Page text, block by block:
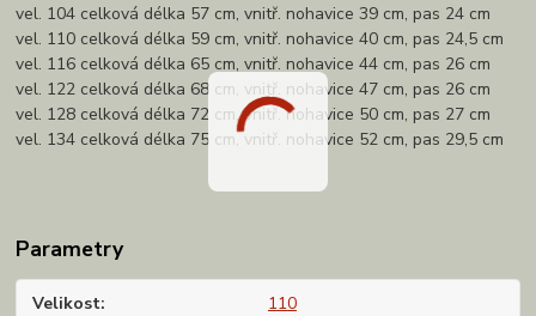
vel. 104 celková délka 57 cm, vnitř. nohavice 39 cm, pas 24 cm
vel. 110 celková délka 59 cm, vnitř. nohavice 40 cm, pas 24,5 cm
vel. 116 celková délka 65 cm, vnitř. nohavice 44 cm, pas 26 cm
vel. 122 celková délka 68 cm, vnitř. nohavice 47 cm, pas 26 cm
vel. 128 celková délka 72 cm, vnitř. nohavice 50 cm, pas 27 cm
vel. 134 celková délka 75 cm, vnitř. nohavice 52 cm, pas 29,5 cm
Parametry
Velikost 110